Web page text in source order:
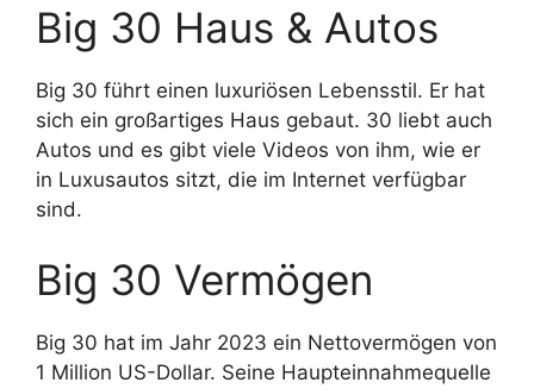
Big 30 Haus & Autos
Big 30 führt einen luxuriösen Lebensstil. Er hat
sich ein großartiges Haus gebaut. 30 liebt auch
Autos und es gibt viele Videos von ihm, wie er
in Luxusautos sitzt, die im Internet verfügbar
sind.
Big 30 Vermögen
Big 30 hat im Jahr 2023 ein Nettovermögen von
1 Million US-Dollar. Seine Haupteinnahmequelle